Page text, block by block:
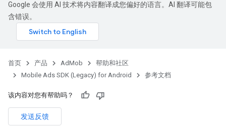
Google 会使用 AI 技术将内容翻译成您偏好的语言。AI 翻译可能包
含错误。
首页 产品 AdMob
帮助和社区
Mobile Ads SDK (Legacy) for Android
参考文档
该内容对您有帮助吗？
发送反馈